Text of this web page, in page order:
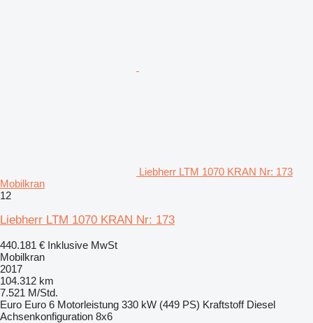
Liebherr LTM 1070 KRAN Nr: 173
Mobilkran
12
Liebherr LTM 1070 KRAN Nr: 173
440.181 € Inklusive MwSt
Mobilkran
2017
104.312 km
7.521 M/Std.
Euro Euro 6 Motorleistung 330 kW (449 PS) Kraftstoff Diesel
Achsenkonfiguration 8x6